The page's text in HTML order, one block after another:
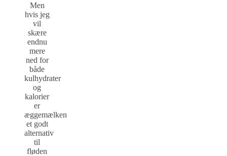
Men
hvis jeg
vil
skære
endnu
mere
ned for
både
kulhydrater
og
kalorier
er
æggemælken
et godt
alternativ
til
fløden